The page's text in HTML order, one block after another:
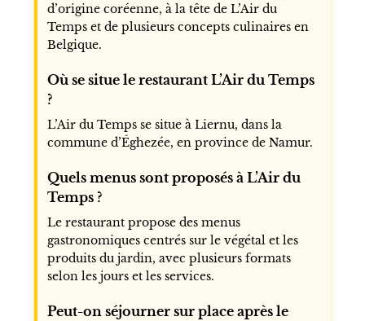
d’origine coréenne, à la tête de L’Air du
Temps et de plusieurs concepts culinaires en
Belgique.
Où se situe le restaurant L’Air du Temps
?
L’Air du Temps se situe à Liernu, dans la
commune d’Éghezée, en province de Namur.
Quels menus sont proposés à L’Air du
Temps ?
Le restaurant propose des menus
gastronomiques centrés sur le végétal et les
produits du jardin, avec plusieurs formats
selon les jours et les services.
Peut-on séjourner sur place après le